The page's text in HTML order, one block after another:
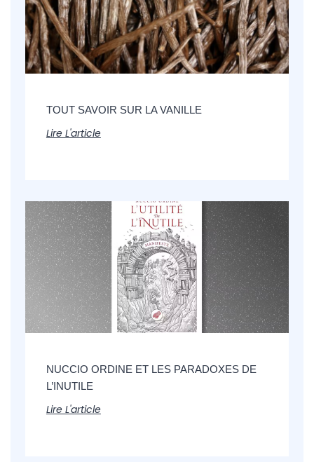
TOUT SAVOIR SUR LA VANILLE
Lire L'article
NUCCIO ORDINE ET LES PARADOXES DE
L’INUTILE
Lire L'article